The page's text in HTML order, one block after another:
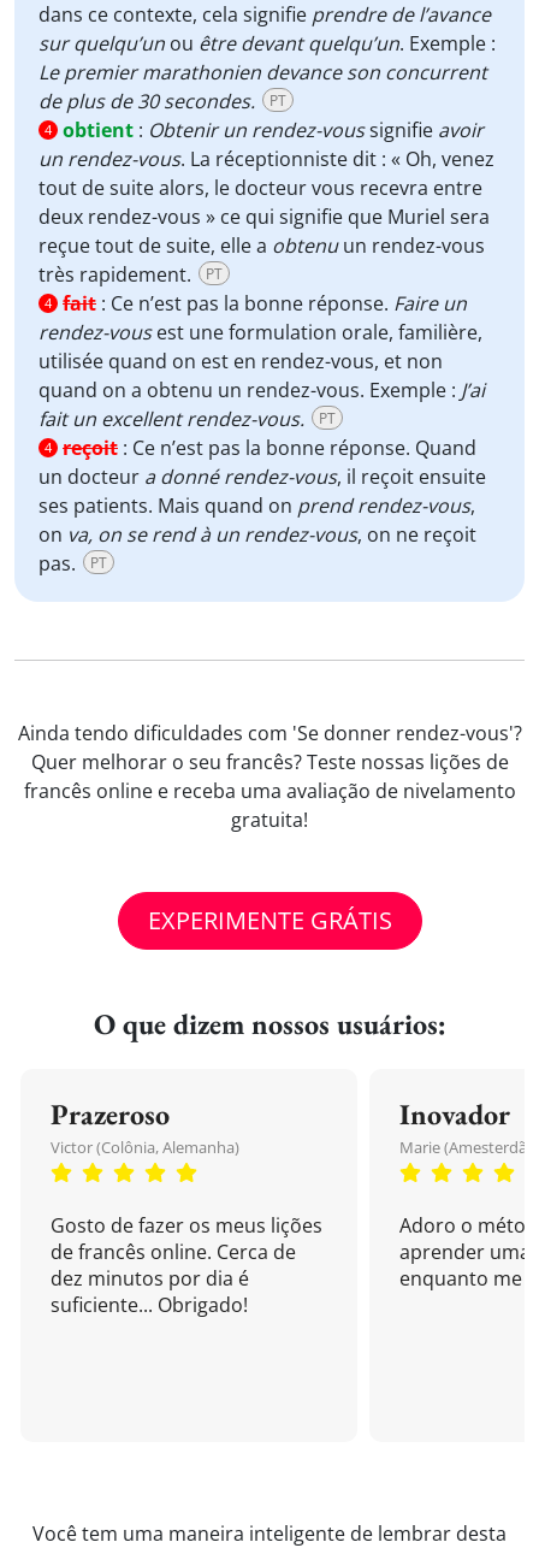
dans ce contexte, cela signifie prendre de l’avance
sur quelqu’un ou être devant quelqu’un. Exemple :
Le premier marathonien devance son concurrent
de plus de 30 secondes.
PT
4 obtient : Obtenir un rendez-voussignifie avoir
un rendez-vous. La réceptionniste dit : « Oh, venez
tout de suite alors, le docteur vous recevra entre
deux rendez-vous » ce qui signifie que Muriel sera
reçue tout de suite, elle a obtenuun rendez-vous
très rapidement.
PT
4 fait : Ce n’est pas la bonne réponse. Faire un
rendez-vousest une formulation orale, familière,
utilisée quand on est en rendez-vous, et non
quand on a obtenu un rendez-vous. Exemple : J’ai
fait un excellent rendez-vous.
PT
4 reçoit : Ce n’est pas la bonne réponse. Quand
un docteur a donné rendez-vous, il reçoit ensuite
ses patients. Mais quand on prend rendez-vous,
on va, on se rend à un rendez-vous, on ne reçoit
pas.
PT
Ainda tendo dificuldades com 'Se donner rendez-vous'?
Quer melhorar o seu francês? Teste nossas lições de
francês online e receba uma avaliação de nivelamento
gratuita!
EXPERIMENTE GRÁTIS
O que dizem nossos usuários:
Prazeroso
Victor (Colônia, Alemanha)
Gosto de fazer os meus lições
de francês online. Cerca de
dez minutos por dia é
suficiente... Obrigado!
Inovador
Marie
Adoro o
aprender uma
enquanto me
Você tem uma maneira inteligente de lembrar desta